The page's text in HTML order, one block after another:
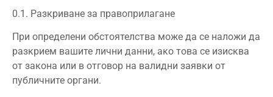
0.1. Разкриване за правоприлагане
При определени обстоятелства може да се наложи да
разкрием вашите лични данни, ако това се изисква
от закона или в отговор на валидни заявки от
публичните органи.